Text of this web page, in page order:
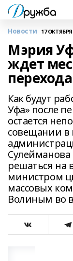
Новости 17 ОКТЯБРЯ
Мэрия
ждет
Как будут
Уфа» после
остается
совещании в
Сулейманова
решаться на
министром
массовых
Волиным во